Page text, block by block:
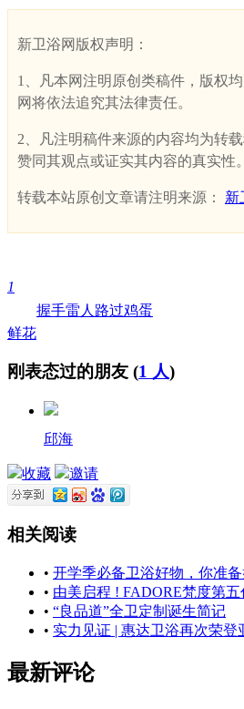
新卫浴网版权声明：
1、凡本网注明原创类稿件，版权
网将依法追究其法律责任。
2、凡注明稿件来源的内容均为转
赞同其观点或证实其内容的真实性。
转载本站原创文章请注明来源： 新
1
鲜花
握手雷人 路过鸡蛋
刚表态过的朋友 (1 人)
邱海
收藏 邀请
相关阅读
• 开学季必备卫浴好物，你准备
• 由美启程 ! FADORE梵度第
• “良品道”全卫定制诞生简记
• 实力见证 | 惠达卫浴再次荣登
最新评论